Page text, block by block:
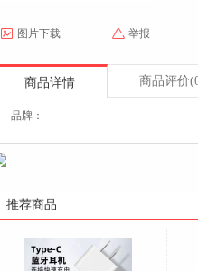
 举报
 图片下载
商品详情 商品评价
品牌：
推荐商品